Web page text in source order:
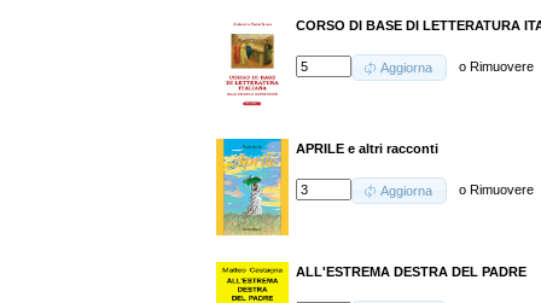
CORSO DI BASE DI LETTERATURA
Aggiorna oRimuovere
APRILE e altri racconti
Aggiorna oRimuovere
ALL'ESTREMA DESTRA DEL PADRE